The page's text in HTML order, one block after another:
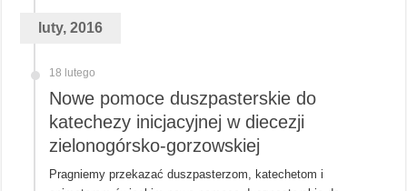
luty, 2016
18 lutego
Nowe pomoce duszpasterskie do
katechezy inicjacyjnej w diecezji
zielonogórsko-gorzowskiej
Pragniemy przekazać duszpasterzom, katechetom i